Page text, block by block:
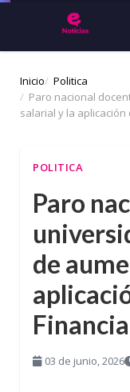
Inicio
Politica
Paro nacional
salarial y la aplicación
POLITICA
Paro
de
03 de junio, 2026